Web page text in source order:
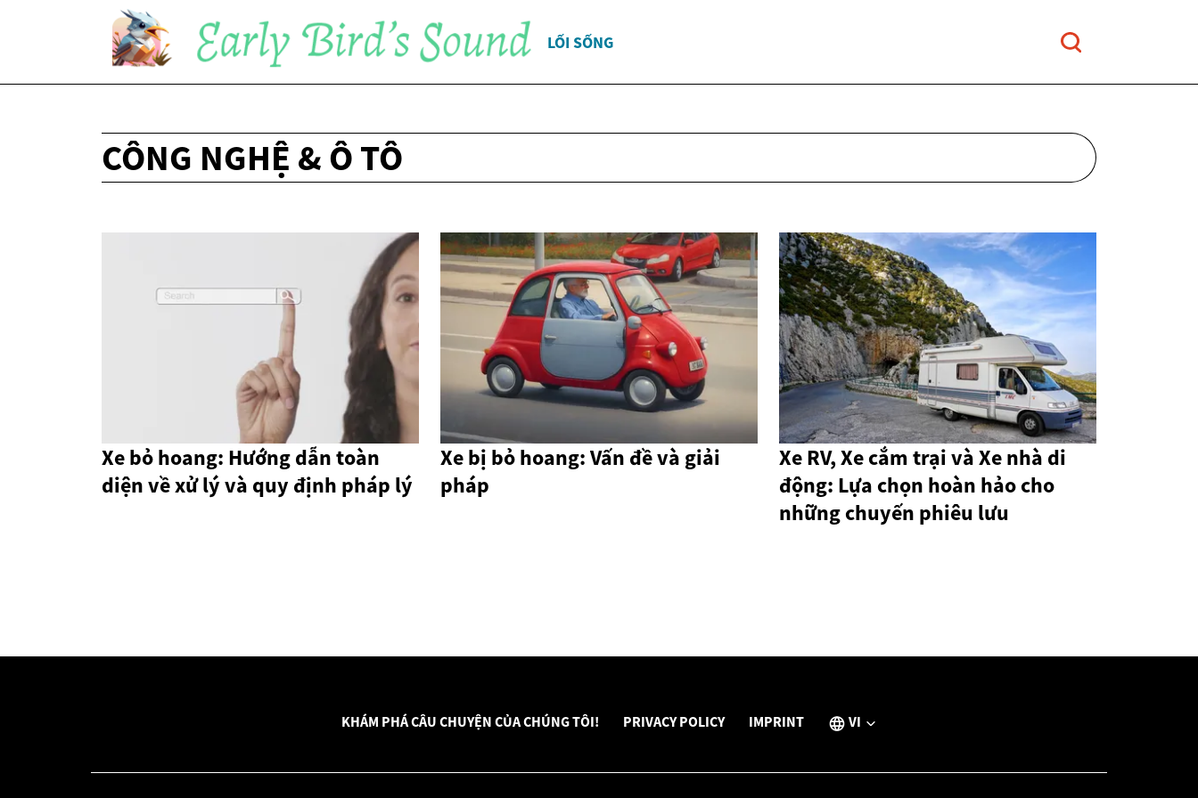
LỐI SỐNG
CÔNG NGHỆ & Ô TÔ
Xe bỏ hoang: Hướng dẫn toàn
diện về xử lý và quy định pháp lý
Xe bị bỏ hoang: Vấn đề và giải
pháp
Xe RV, Xe cắm trại và Xe nhà di
động: Lựa chọn hoàn hảo cho
những chuyến phiêu lưu
KHÁM PHÁ CÂU CHUYỆN CỦA CHÚNG TÔI! PRIVACY POLICY IMPRINT VI